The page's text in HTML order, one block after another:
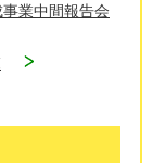
業中間報告会